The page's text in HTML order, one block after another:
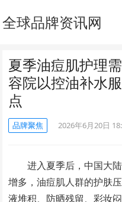
全球品牌资讯网
夏季油痘肌护理
容院以控油补水
点
品牌聚焦 2026年6月20日
进入夏季后，中国大
增多，油痘肌人群的护肤
液堆积、防晒残留、彩妆